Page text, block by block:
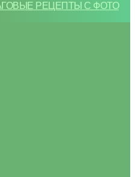
РЕЦЕПТЫ С ФОТО